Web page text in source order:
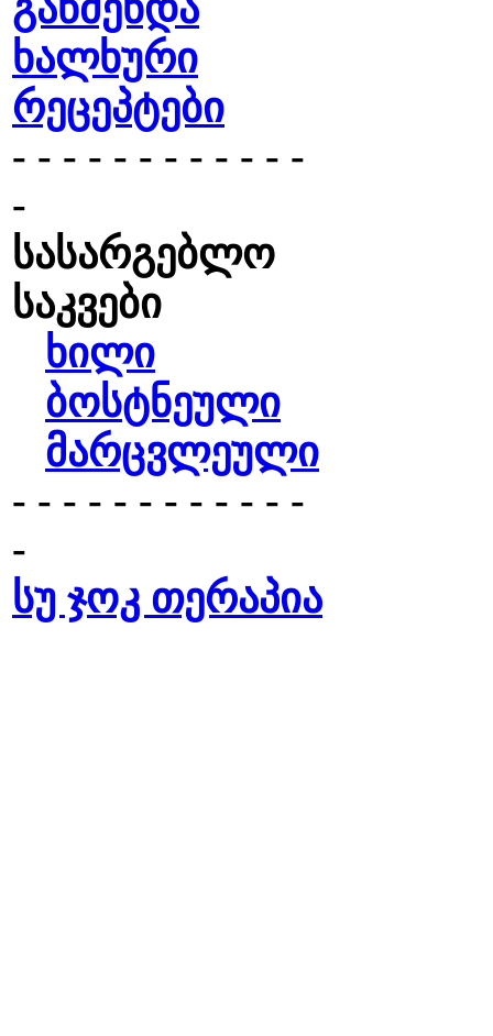
ხალხური
რეცეპტები
- - - - - - - - - - - -
-
სასარგებლო
საკვები
ხილი
ბოსტნეული
მარცვლეული
- - - - - - - - - - - -
-
სუ ჯოკ თერაპია